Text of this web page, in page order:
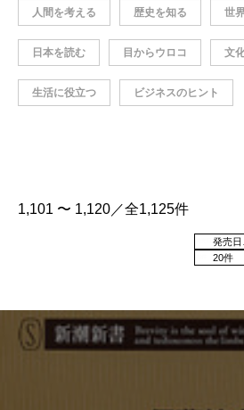
人間を考える 歴史を知る 世
日本を読む 目からウロコ 文
生活に役立つ ビジネスのヒント
1,101 〜 1,120／全1,125件
20件